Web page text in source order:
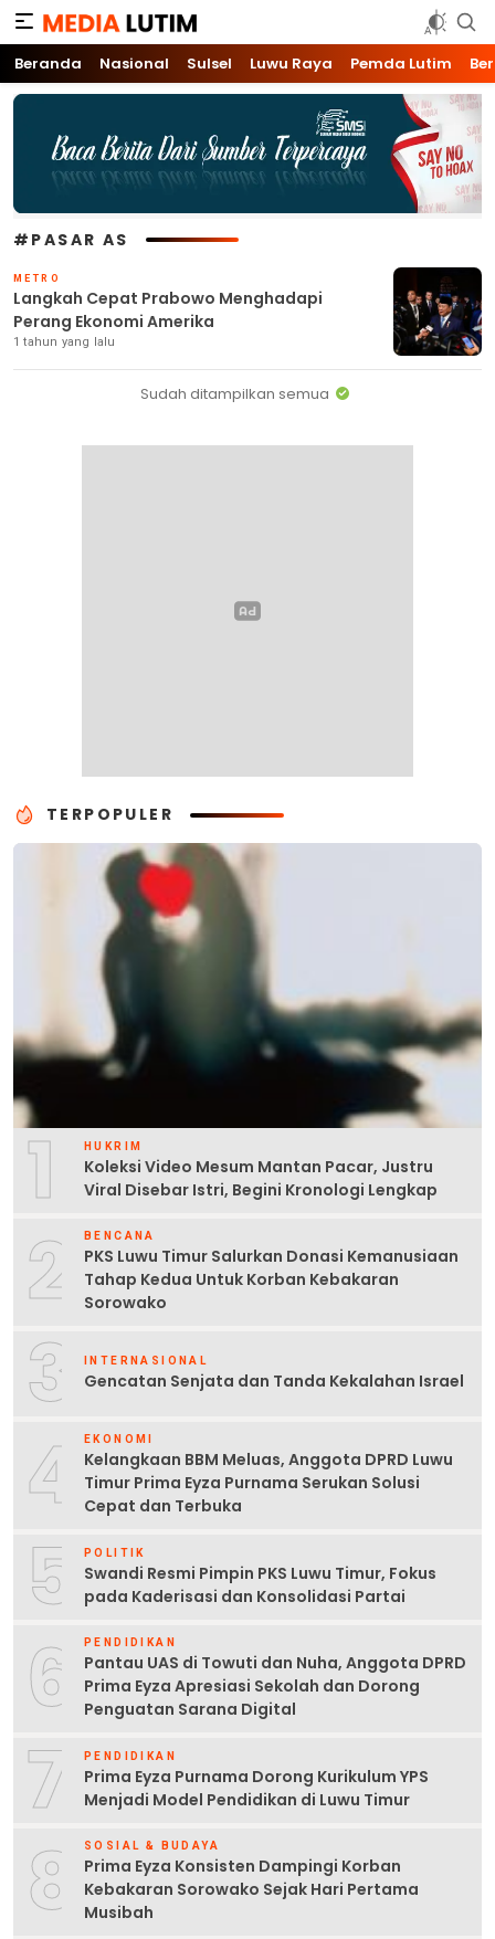
Media Lutim
Info untuk Lutim
Beranda Nasional Sulsel Luwu Raya Pemda Lutim
#PASAR AS
METRO
Langkah Cepat Prabowo Menghadapi
Perang Ekonomi Amerika
1 tahun yang lalu
Sudah ditampilkan semua
TERPOPULER
1 HUKRIM
Koleksi Video Mesum Mantan Pacar, Justru
Viral Disebar Istri, Begini Kronologi Lengkap
2 BENCANA
PKS Luwu Timur Salurkan Donasi Kemanusiaan
Tahap Kedua Untuk Korban Kebakaran
Sorowako
3 INTERNASIONAL
Gencatan Senjata dan Tanda Kekalahan Israel
4 EKONOMI
Kelangkaan BBM Meluas, Anggota DPRD Luwu
Timur Prima Eyza Purnama Serukan Solusi
Cepat dan Terbuka
5 POLITIK
Swandi Resmi Pimpin PKS Luwu Timur, Fokus
pada Kaderisasi dan Konsolidasi Partai
6 PENDIDIKAN
Pantau UAS di Towuti dan Nuha, Anggota DPRD
Prima Eyza Apresiasi Sekolah dan Dorong
Penguatan Sarana Digital
7 PENDIDIKAN
Prima Eyza Purnama Dorong Kurikulum YPS
Menjadi Model Pendidikan di Luwu Timur
8 SOSIAL & BUDAYA
Prima Eyza Konsisten Dampingi Korban
Kebakaran Sorowako Sejak Hari Pertama
Musibah